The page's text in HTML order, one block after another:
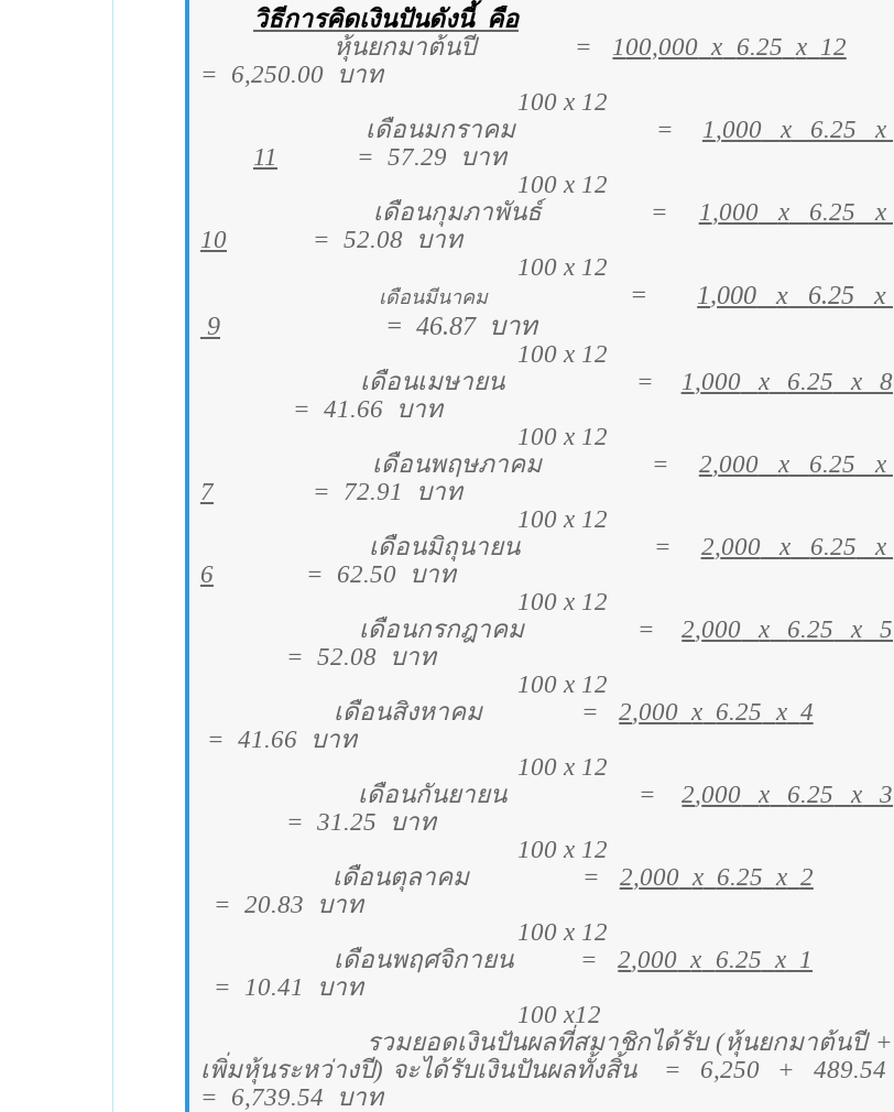
วิธีการคิดเงินปันดังนี้ คือ
หุ้นยกมาต้นปี
= 100,000 x 6.25 x
12
= 6,250.00 บาท
100 x 12
เดือนมกราคม
= 1,000 x 6.25
x
11
= 57.29
บาท
100 x 12
เดือนกุมภาพันธ์
= 1,000 x 6.25
x
10
= 52.08 บาท
100 x 12
เดือนมีนาคม = 1,000 x 6.25
x
9
= 46.87 บาท
100 x 12
เดือนเมษายน
= 1,000 x 6.25 x
8
= 41.66 บาท
100 x 12
เดือนพฤษภาคม
= 2,000 x 6.25
x
7
= 72.91
บาท
100 x 12
เดือนมิถุนายน
= 2,000 x 6.25
x
6
= 62.50 บาท
100 x 12
เดือนกรกฎาคม
= 2,000 x 6.25 x
5
= 52.08 บาท
100 x 12
เดือนสิงหาคม
= 2,000 x 6.25 x 4
= 41.66 บาท
100 x 12
เดือนกันยายน
= 2,000 x 6.25 x
3
= 31.25
บาท
100 x 12
เดือนตุลาคม
= 2,000 x 6.25 x 2
= 20.83
บาท
100 x 12
เดือนพฤศจิกายน
= 2,000 x 6.25 x
1
=
10.41
บาท
100 x12
รวมยอดเงินปันผลที่สมาชิกได้รับ (หุ้นยกมาต้นปี +
เพิ่มหุ้นระหว่างปี) จะได้รับเงินปันผลทั้งสิ้น
= 6,250 +
489.54
= 6,739.54 บาท